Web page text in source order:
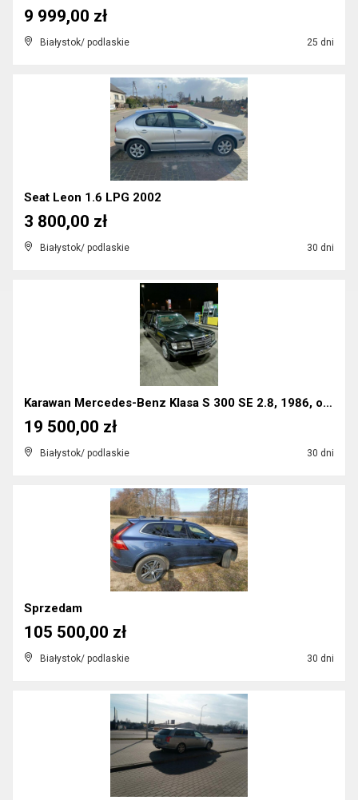
Białystok/ podlaskie 25 dni
9 999,00 zł
Seat Leon 1.6 LPG 2002
Białystok/ podlaskie 30 dni
3 800,00 zł
Karawan Mercedes-Benz Klasa S 300 SE 2.8, 1986, ol...
Białystok/ podlaskie 30 dni
19 500,00 zł
Sprzedam
Białystok/ podlaskie 30 dni
105 500,00 zł